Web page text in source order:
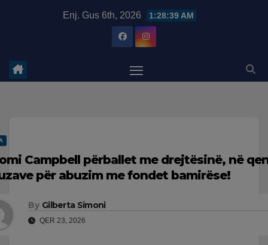
Enj. Gus 6th, 2026 1:28:40 AM
Campbell përballet me drejtësinë, në
për abuzim me fondet bamirëse!
By Gilberta Simoni
QER 23, 2026